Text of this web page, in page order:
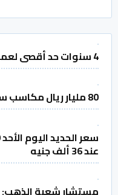
4 سنوات حد أقصى لعمر دراجات نقل البضائع
80 مليار ريال مكاسب سوقية للأسهم الأسبوع الماضي
عند 36 ألف جنيه